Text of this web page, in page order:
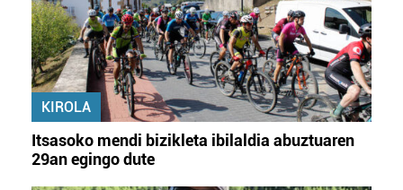
KIROLA
Itsasoko mendi bizikleta ibilaldia abuztuaren
29an egingo dute